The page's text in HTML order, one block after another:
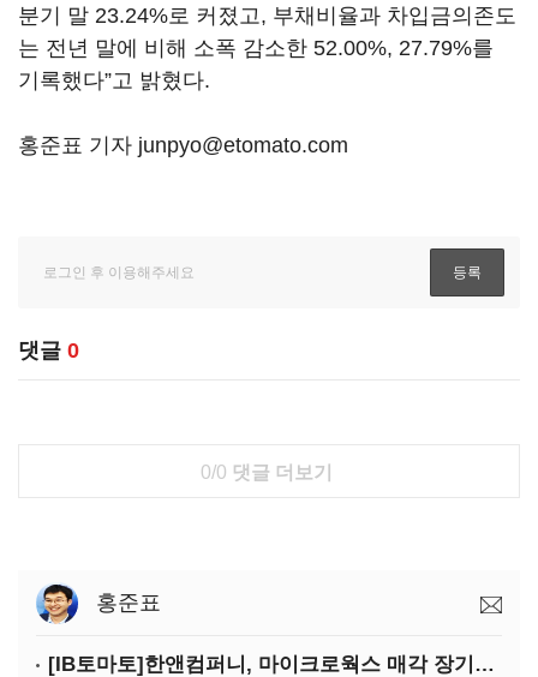
분기 말 23.24%로 커졌고, 부채비율과 차입금의존도
는 전년 말에 비해 소폭 감소한 52.00%, 27.79%를
기록했다”고 밝혔다.
홍준표 기자 junpyo@etomato.com
댓글 0
0/0 댓글 더보기
홍준표
[IB토마토]한앤컴퍼니, 마이크로웍스 매각 장기화 대비…배당 회수판 깔았다